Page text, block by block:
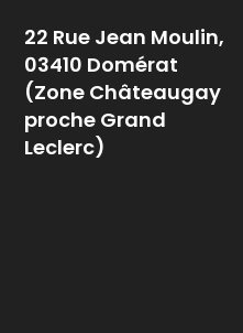
22 Rue Jean Moulin,
03410 Domérat
(Zone Châteaugay
proche Grand
Leclerc)